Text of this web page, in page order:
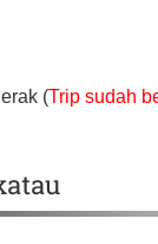
(Trip sudah